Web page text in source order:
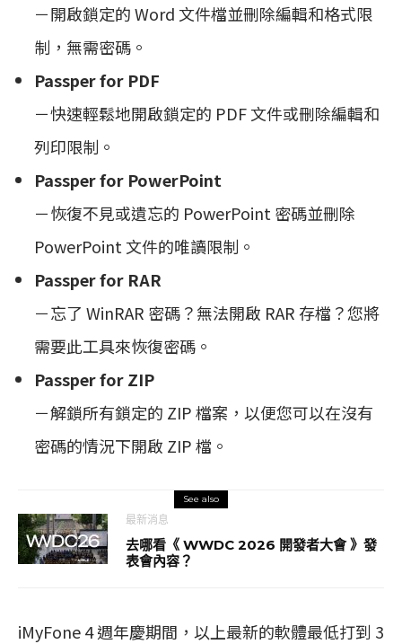
－開啟鎖定的 Word 文件檔並刪除編輯和格式限
制，無需密碼。
Passper for PDF
－快速輕鬆地開啟鎖定的 PDF 文件或刪除編輯和
列印限制。
Passper for PowerPoint
－恢復不見或遺忘的 PowerPoint 密碼並刪除
PowerPoint 文件的唯讀限制。
Passper for RAR
－忘了 WinRAR 密碼？無法開啟 RAR 存檔？您將
需要此工具來恢復密碼。
Passper for ZIP
－解鎖所有鎖定的 ZIP 檔案，以便您可以在沒有
密碼的情況下開啟 ZIP 檔。
See also
最新消息
去哪看《 WWDC 2026 開發者大會 》發
表會內容？
iMyFone 4 週年慶期間，以上最新的軟體最低打到 3